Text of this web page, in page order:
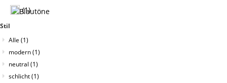
(1)
Stil
Alle (1)
modern(1)
neutral (1)
schlicht(1)